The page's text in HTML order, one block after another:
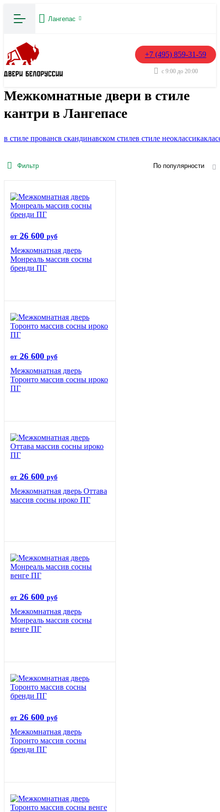
Лангепас
+7 (495) 859-31-59
с 9:00 до 20:00
Межкомнатные двери в стиле
кантри в Лангепасе
в стиле провансв скандинавском стилев стиле неоклассика
Фильтр По популярности
от 26 600 руб
Межкомнатная дверь
Монреаль массив сосны
бренди ПГ
от 26 600 руб
Межкомнатная дверь
Торонто массив сосны ироко
ПГ
от 26 600 руб
Межкомнатная дверь Оттава
массив сосны ироко ПГ
от 26 600 руб
Межкомнатная дверь
Монреаль массив сосны
венге ПГ
от 26 600 руб
Межкомнатная дверь
Торонто массив сосны
бренди ПГ